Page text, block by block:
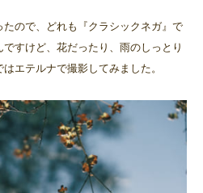
たので、どれも『クラシックネガ』で
すけど、花だったり、雨のしっとり
エテルナで撮影してみました。